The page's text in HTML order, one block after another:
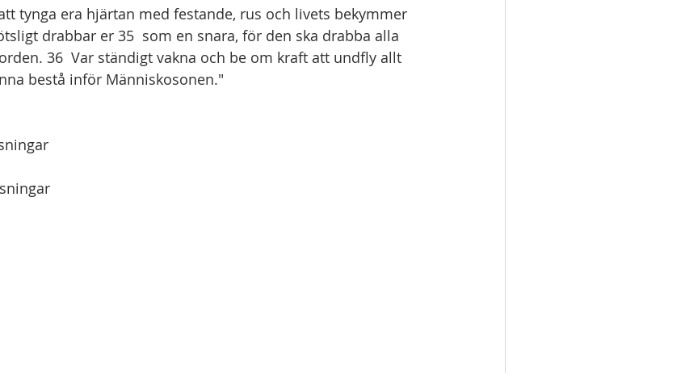
tynga era hjärtan med festande, rus och livets bekymmer
drabbar er 35  som en snara, för den ska drabba alla
36  Var ständigt vakna och be om kraft att undfly allt
bestå inför Människosonen."